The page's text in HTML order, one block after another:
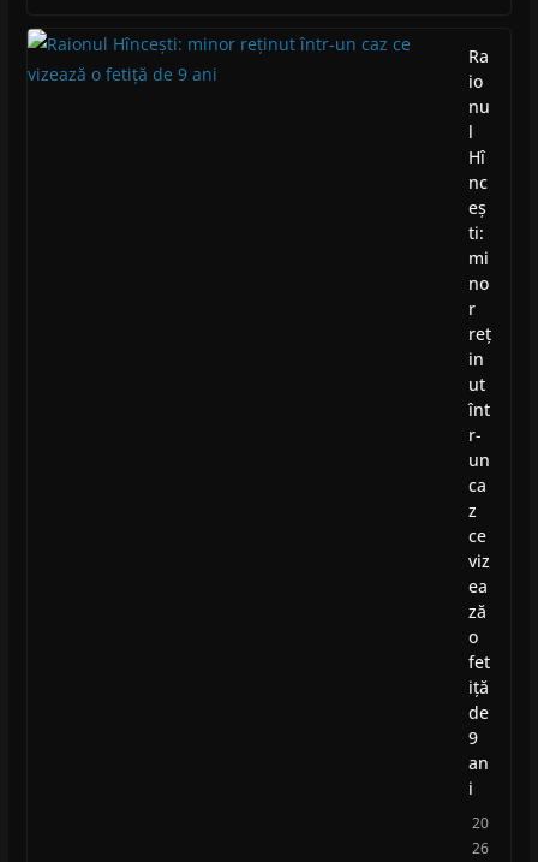
Ra
io
nu
l
Hî
nc
eș
ti:
mi
no
r
reț
in
ut
înt
r-
un
ca
z
ce
viz
ea
ză
o
fet
iță
de
9
an
i
20
26